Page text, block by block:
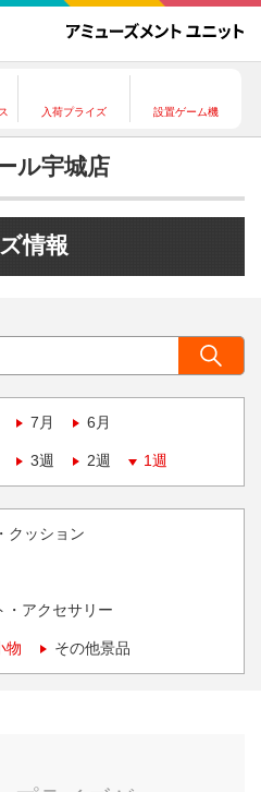
入荷プライズ 設置ゲーム機
ル宇城店
情報
7月 6月
3週 2週 1週
クッション
・アクセサリー
物 その他景品